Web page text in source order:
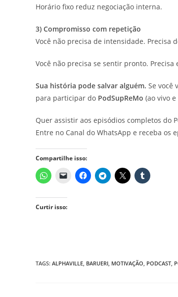
Horário fixo reduz negociação interna.
3) Compromisso com repetição
Você não precisa de intensidade. Precisa
Você não precisa se sentir pronto.
Sua história pode salvar alguém. Se você
para participar do PodSupReMo (ao vivo
Quer assistir aos episódios completos do
Entre no Canal do WhatsApp e receba os
Compartilhe isso:
Curtir isso:
TAGS: ALPHAVILLE, BARUERI, MOTIVAÇÃO, PODCAST,